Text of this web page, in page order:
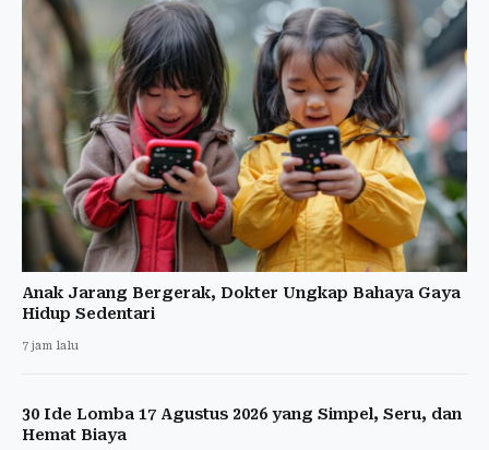
Anak Jarang Bergerak, Dokter Ungkap Bahaya Gaya
Hidup Sedentari
7 jam lalu
30 Ide Lomba 17 Agustus 2026 yang Simpel, Seru, dan
Hemat Biaya